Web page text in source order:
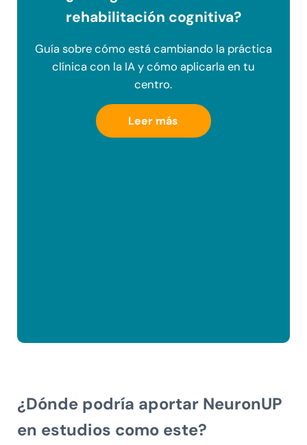
rehabilitación cognitiva?
Guía sobre cómo está cambiando la práctica
clínica con la IA y cómo aplicarla en tu
centro.
Leer más
¿Dónde podría aportar NeuronUP
en estudios como este?